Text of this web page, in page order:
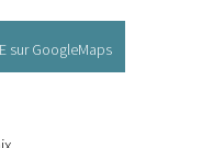
sur GoogleMaps